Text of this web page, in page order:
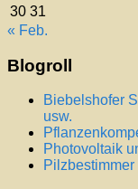
30 31
« Feb.
Blogroll
Biebelshofer
usw.
Photovoltaik
Pilzbestimmer